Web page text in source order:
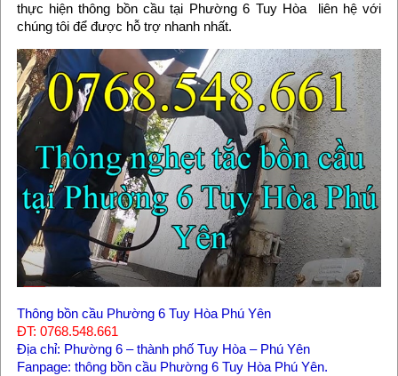
thực hiện thông bồn cầu tại Phường 6 Tuy Hòa liên hệ với
chúng tôi để được hỗ trợ nhanh nhất.
Thông bồn cầu Phường 6 Tuy Hòa Phú Yên
ĐT: 0768.548.661
Địa chỉ: Phường 6 – thành phố Tuy Hòa – Phú Yên
Fanpage: thông bồn cầu Phường 6 Tuy Hòa Phú Yên.